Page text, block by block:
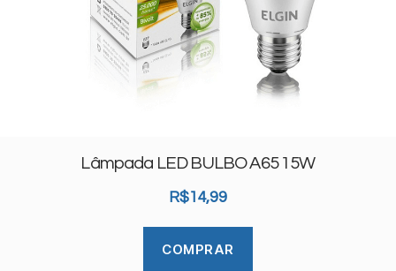
Lâmpada LED BULBO A65 15W
R$14,99
COMPRAR